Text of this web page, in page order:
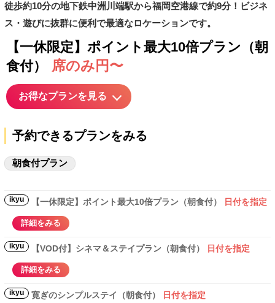
徒歩約10分の地下鉄中洲川端駅から福岡空港線で約9分！ビジネ
ス・遊びに抜群に便利で最適なロケーションです。
【一休限定】ポイント最大10倍プラン（朝
食付）
席のみ円〜
お得なプランを見る
予約できるプランをみる
朝食付プラン
ikyu 【一休限定】ポイント最大10倍プラン（朝食付） 日付を指定
詳細をみる
ikyu 【VOD付】シネマ＆ステイプラン（朝食付） 日付を指定
詳細をみる
ikyu 寛ぎのシンプルステイ（朝食付） 日付を指定